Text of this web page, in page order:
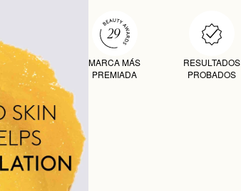
MARCA MÁS
PREMIADA
RESULTADOS
PROBADOS